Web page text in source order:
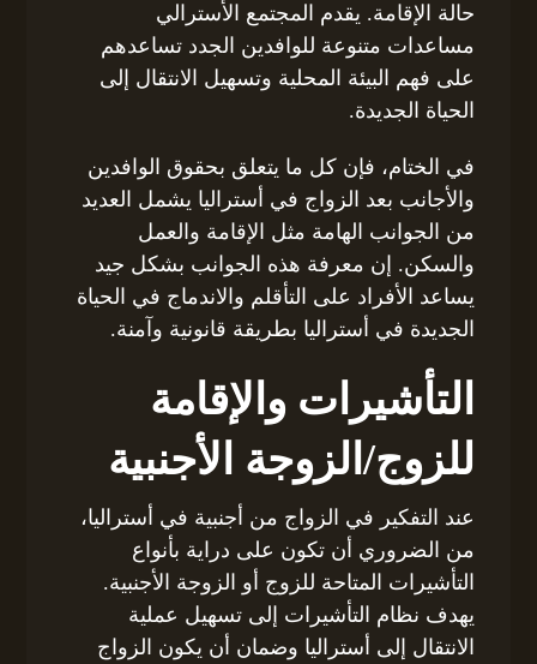
حالة الإقامة. يقدم المجتمع الأسترالي
مساعدات متنوعة للوافدين الجدد تساعدهم
على فهم البيئة المحلية وتسهيل الانتقال إلى
الحياة الجديدة.
في الختام، فإن كل ما يتعلق بحقوق الوافدين
والأجانب بعد الزواج في أستراليا يشمل العديد
من الجوانب الهامة مثل الإقامة والعمل
والسكن. إن معرفة هذه الجوانب بشكل جيد
يساعد الأفراد على التأقلم والاندماج في الحياة
الجديدة في أستراليا بطريقة قانونية وآمنة.
التأشيرات والإقامة
للزوج/الزوجة الأجنبية
عند التفكير في الزواج من أجنبية في أستراليا،
من الضروري أن تكون على دراية بأنواع
التأشيرات المتاحة للزوج أو الزوجة الأجنبية.
يهدف نظام التأشيرات إلى تسهيل عملية
الانتقال إلى أستراليا وضمان أن يكون الزواج